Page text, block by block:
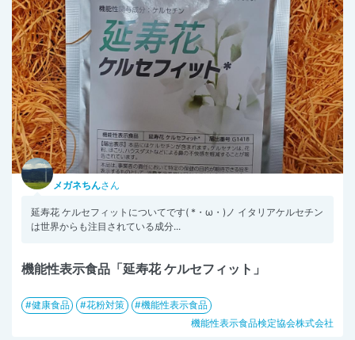
メガネちんさん
延寿花 ケルセフィットについてです( *・ω・)ノ イタリアケルセチン
は世界からも注目されている成分...
機能性表示食品「延寿花 ケルセフィット」
健康食品 花粉対策
機能性表示食品
機能性表示食品検定協会株式会社